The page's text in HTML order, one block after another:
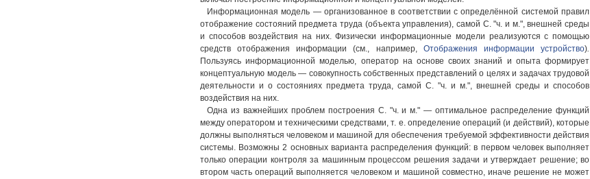
Информационная модель — организованное в соответствии с определённой системой правил
отображение состояний предмета труда (объекта управления), самой С. "ч. и м.", внешней среды
и способов воздействия на них. Физически информационные модели реализуются с помощью
средств отображения информации (см., например, Отображения информации устройство).
Пользуясь информационной моделью, оператор на основе своих знаний и опыта формирует
концептуальную модель — совокупность собственных представлений о целях и задачах трудовой
деятельности и о состояниях предмета труда, самой С. "ч. и м.", внешней среды и способов
воздействия на них.
Одна из важнейших проблем построения С. "ч. и м." — оптимальное распределение функций
между оператором и техническими средствами, т. е. определение операций (и действий), которые
должны выполняться человеком и машиной для обеспечения требуемой эффективности действия
системы. Возможны 2 основных варианта распределения функций: в первом человек выполняет
только операции контроля за машинным процессом решения задачи и утверждает решение; во
втором часть операций выполняется человеком и машиной совместно, иначе решение не может